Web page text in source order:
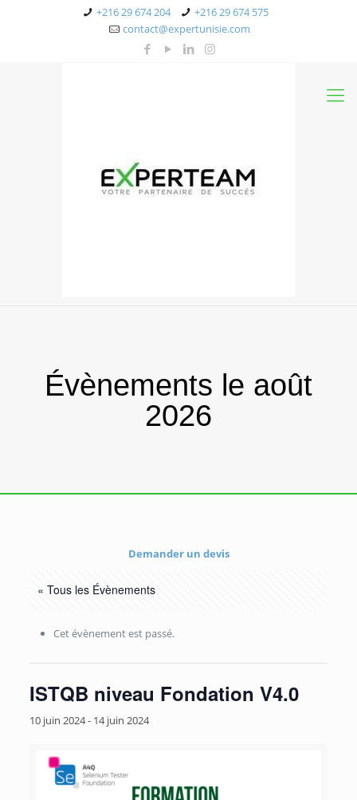
+216 29 674 204
+216 29 674 575
contact@expertunisie.com
Évènements le août
2026
Demander un devis
« Tous les Évènements
Cet évènement est passé.
ISTQB niveau Fondation V4.0
10 juin 2024- 14 juin 2024